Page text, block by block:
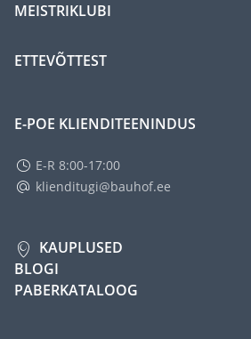
MEISTRIKLUBI
ETTEVÕTTEST
E-POE KLIENDITEENINDUS
E-R 8:00-17:00
klienditugi@bauhof.ee
KAUPLUSED
BLOGI
PABERKATALOOG